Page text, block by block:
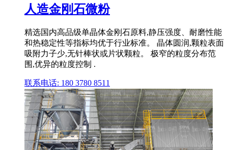
人造金刚石微粉
精选国内高品级单晶体金刚石原料,静压强度、耐磨性能
和热稳定性等指标均优于行业标准。 晶体圆润,颗粒表面
吸附力子少,无针棒状或片状颗粒。 极窄的粒度分布范
围,优异的粒度控制 .
联系电话: 180 3780 8511